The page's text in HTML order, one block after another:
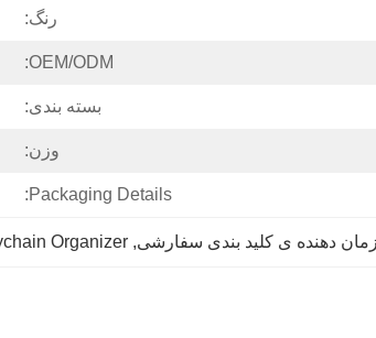
رنگ:
OEM/ODM:
بسته بندی:
وزن:
Packaging Details:
دهنده ی کلید بندی سفارشی,
Organizer